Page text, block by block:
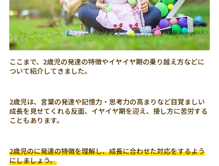
ここまで、2歳児の発達の特徴やイヤイヤ期の乗り越え方などに
ついて紹介してきました。
2歳児は、言葉の発達や記憶力・思考力の高まりなど目覚ましい
成長を見せてくれる反面、イヤイヤ期を迎え、接し方に苦労する
こともあります。
2歳児のに発達の特徴を理解し、成長に合わせた対応をするよう
にしましょう。